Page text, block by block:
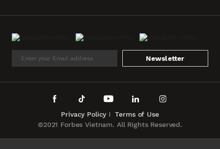
Newsletter
©2021 Forbes Vietnam. All Rights Reserved.
Privacy Policy Terms of Use